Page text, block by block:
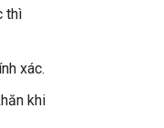
thì
xác.
khi